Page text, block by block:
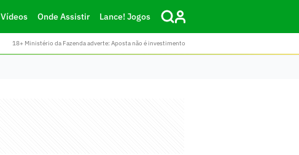
Vídeos Onde Assistir Lance! Jogos
18+ Ministério da Fazenda adverte: Aposta não é investimento